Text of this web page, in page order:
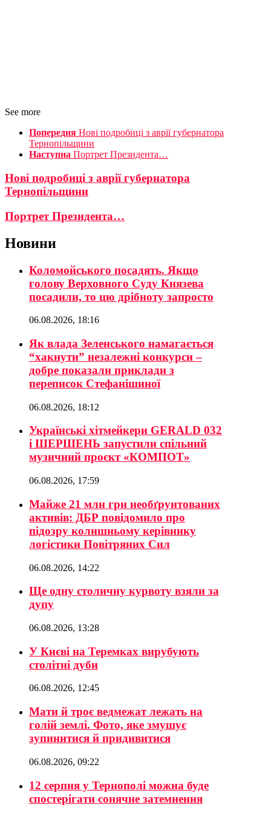
See more
Попередня Нові подробиці з аврії губернатора
Тернопільщини
Наступна Портрет Президента…
Нові подробиці з аврії губернатора
Тернопільщини
Портрет Президента…
Новини
Коломойського посадять. Якщо
голову Верховного Суду Князева
посадили, то цю дрібноту запросто
06.08.2026, 18:16
Як влада Зеленського намагається
“хакнути” незалежні конкурси –
добре показали приклади з
переписок Стефанішиної
06.08.2026, 18:12
Українські хітмейкери GERALD 032
і ШЕРШЕНЬ запустили спільний
музичний проєкт «КОМПОТ»
06.08.2026, 17:59
Майже 21 млн грн необґрунтованих
активів: ДБР повідомило про
підозру колишньому керівнику
логістики Повітряних Сил
06.08.2026, 14:22
Ще одну столичну курвоту взяли за
дупу
06.08.2026, 13:28
У Києві на Теремках вирубують
столітні дуби
06.08.2026, 12:45
Мати й троє ведмежат лежать на
голій землі. Фото, яке змушує
зупинитися й придивитися
06.08.2026, 09:22
12 серпня у Тернополі можна буде
спостерігати сонячне затемнення